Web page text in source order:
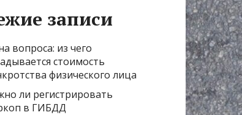
записи
вопроса: из чего
стоимость
физического лица
ли регистрировать
в ГИБДД